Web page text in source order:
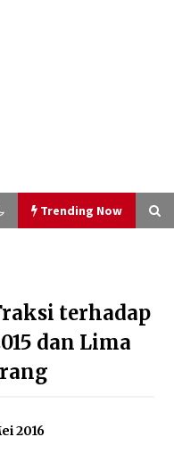
Trending Now
Semarakkan Hari
HUT RI ke-81
Gawang Mini
terhadap
dan Lima
2016